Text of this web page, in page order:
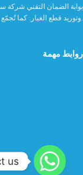
بوابة الضمان التقني شركة
وتوريد قطع الغيار. كما تُجمّع مغاسل السيارات الآلية، وتُقدّم حلولاً مبتكرة وعالية الجودة.
روابط مهمة
us